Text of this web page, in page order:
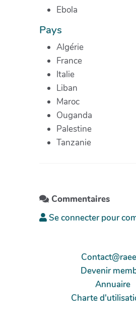
Ebola
Pays
Algérie
France
Italie
Liban
Maroc
Ouganda
Palestine
Tanzanie
Commentaires
Se connecter pour
Devenir
Annuaire
Charte